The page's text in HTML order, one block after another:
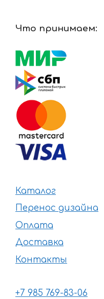
Что принимаем:
Каталог
Перенос дизайна
Оплата
Доставка
Контакты
+7 985 769-83-06